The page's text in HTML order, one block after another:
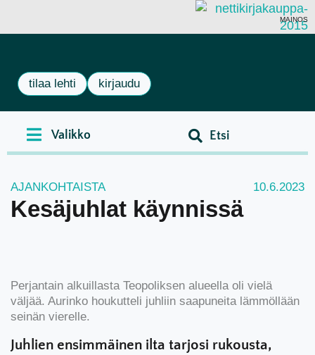
MAINOS
tilaa lehti kirjaudu
AJANKOHTAISTA 10.6.2023
Kesäjuhlat käynnissä
Perjantain alkuillasta Teopoliksen alueella oli vielä
väljää. Aurinko houkutteli juhliin saapuneita lämmöllään
seinän vierelle.
Juhlien ensimmäinen ilta tarjosi rukousta,